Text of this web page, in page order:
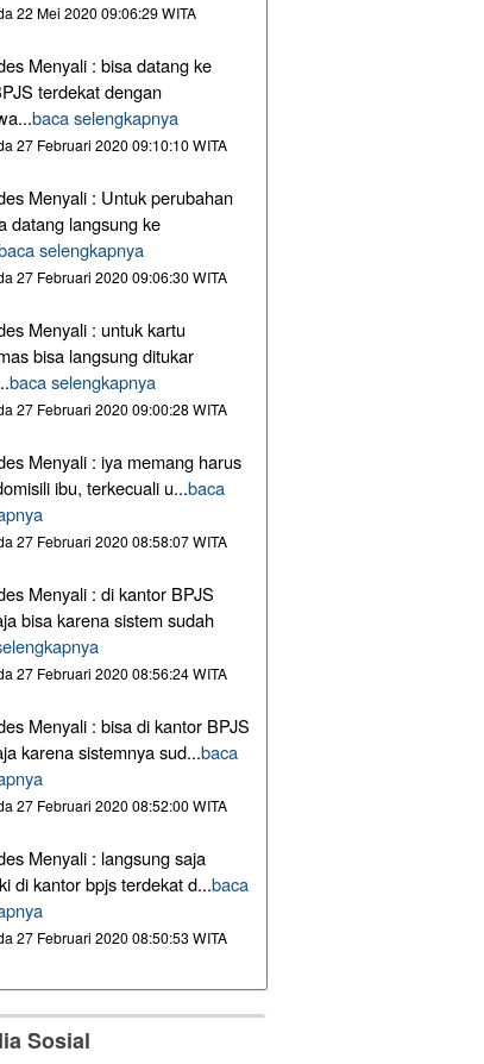
22 Mei 2020 09:06:29 WITA
Menyali : bisa datang ke
terdekat dengan
baca selengkapnya
27 Februari 2020 09:10:10 WITA
Menyali : Untuk perubahan
datang langsung ke
selengkapnya
27 Februari 2020 09:06:30 WITA
Menyali : untuk kartu
bisa langsung ditukar
baca selengkapnya
27 Februari 2020 09:00:28 WITA
Menyali : iya memang harus
ibu, terkecuali u...baca
27 Februari 2020 08:58:07 WITA
Menyali : di kantor BPJS
bisa karena sistem sudah
27 Februari 2020 08:56:24 WITA
Menyali : bisa di kantor BPJS
karena sistemnya sud...baca
27 Februari 2020 08:52:00 WITA
Menyali : langsung saja
di kantor bpjs terdekat d...baca
27 Februari 2020 08:50:53 WITA
Sosial